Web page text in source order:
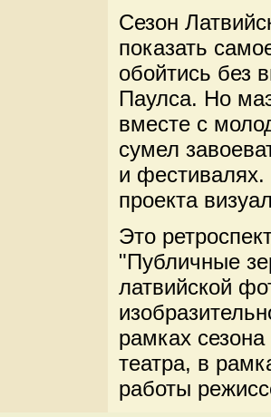
Сезон
показать
обойтись без
Паулса. Но
вместе с
сумел
и фестивалях.
проекта
Это
"Публичные
латвийской
рамках сезона
театра, в
работы